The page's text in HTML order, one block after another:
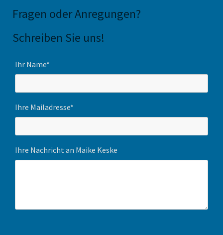
Fragen oder Anregungen?
Schreiben Sie uns!
Ihr Name*
Ihre Mailadresse*
Ihre Nachricht an Maike Keske